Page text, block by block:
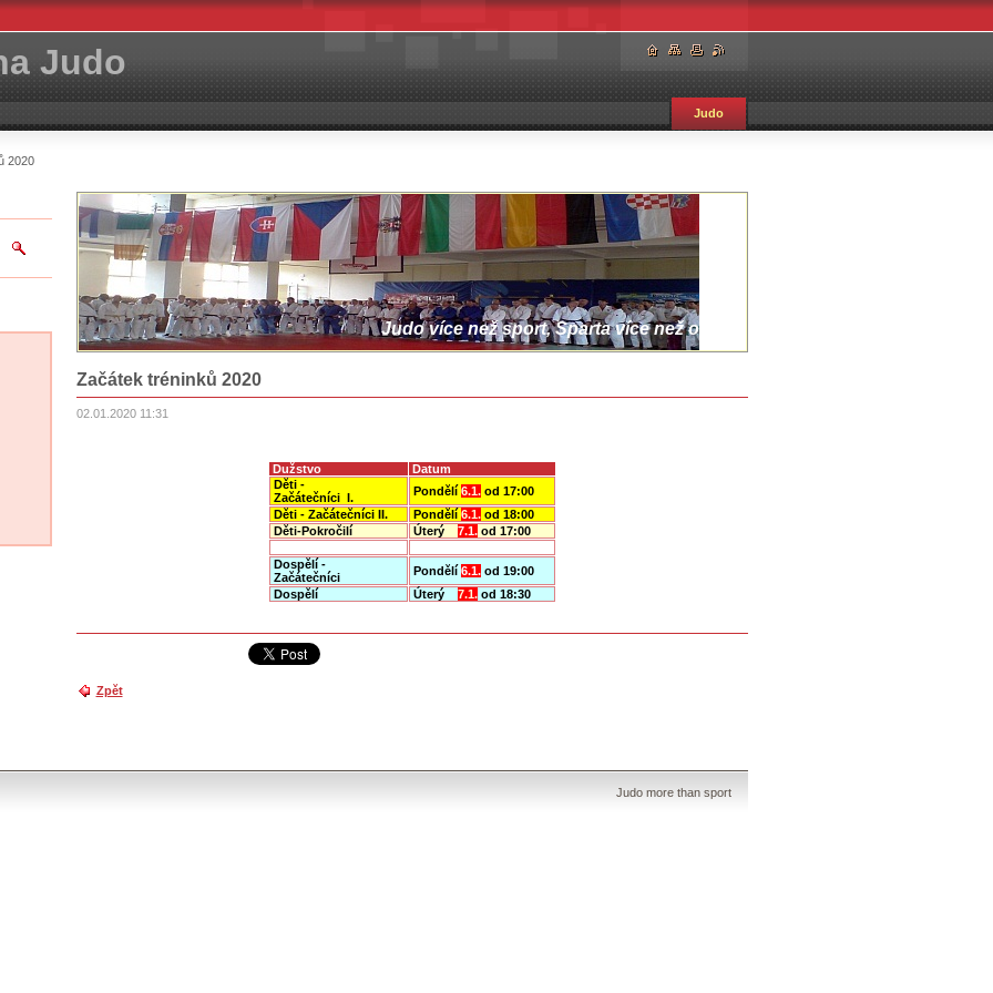
Judo
Judo
2020
Judo více než sport, Sparta více než oddíl.
Začátek tréninků 2020
02.01.2020 11:31
Dužstvo
Datum
Děti -
Začátečníci I.
Pondělí 6.1.od 17:00
Děti - Začátečníci II.
Pondělí 6.1.od 18:00
Děti-Pokročilí
Úterý 7.1.od 17:00
Dospělí -
Začátečníci
Pondělí 6.1.od 19:00
Dospělí
Úterý 7.1.od 18:30
Zpět
Judo more than sport